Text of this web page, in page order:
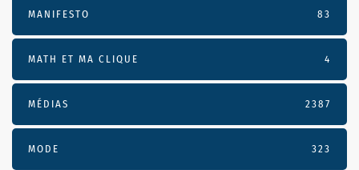
MANIFESTO 83
MATH ET MA CLIQUE 4
MÉDIAS 2387
MODE 323